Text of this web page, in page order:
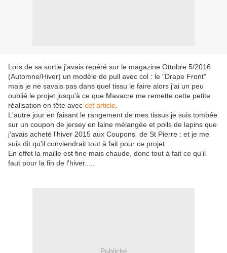
Lors de sa sortie j'avais repéré sur le magazine Ottobre 5/2016
(Automne/Hiver) un modèle de pull avec col : le "Drape Front"
mais je ne savais pas dans quel tissu le faire alors j'ai un peu
oublié le projet jusqu'à ce que Mavacre me remette cette petite
réalisation en tête avec cet article
L'autre jour en faisant le rangement de mes tissus je suis tombée
sur un coupon de jersey en laine mélangée et poils de lapins que
j'avais acheté l'hiver 2015 aux Coupons de St Pierre : et je me
suis dit qu'il conviendrait tout à fait pour ce projet.
En effet la maille est fine mais chaude, donc tout à fait ce qu'il
faut pour la fin de l'hiver.....
Publicité